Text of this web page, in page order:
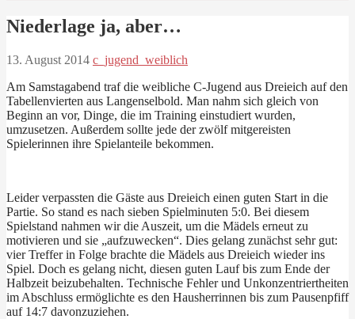
Niederlage ja, aber…
13. August 2014 c_jugend_weiblich
Am Samstagabend traf die weibliche C-Jugend aus Dreieich auf den
Tabellenvierten aus Langenselbold. Man nahm sich gleich von
Beginn an vor, Dinge, die im Training einstudiert wurden,
umzusetzen. Außerdem sollte jede der zwölf mitgereisten
Spielerinnen ihre Spielanteile bekommen.
Leider verpassten die Gäste aus Dreieich einen guten Start in die
Partie. So stand es nach sieben Spielminuten 5:0. Bei diesem
Spielstand nahmen wir die Auszeit, um die Mädels erneut zu
motivieren und sie „aufzuwecken“. Dies gelang zunächst sehr gut:
vier Treffer in Folge brachte die Mädels aus Dreieich wieder ins
Spiel. Doch es gelang nicht, diesen guten Lauf bis zum Ende der
Halbzeit beizubehalten. Technische Fehler und Unkonzentriertheiten
im Abschluss ermöglichte es den Hausherrinnen bis zum Pausenpfiff
auf 14:7 davonzuziehen.